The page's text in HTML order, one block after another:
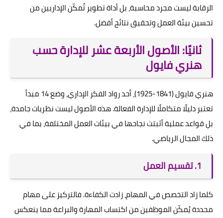
الرقابة ليست مجرد محاسبة، بل أداة تطوير تُمكّن الإداريين من
تحسين بيئة العمل وتحقيق نتائج أفضل.
ثانيًا: الأصول الأربعة عشر للإدارة حسب
هنري فايول
هنري فايول (1841-1925)، أحد رواد الفكر الإداري، وضع 14 مبدأ
تعتبر دليلًا متكاملًا للإدارة الفعالة. هذه الأصول ليست نظريات جامدة،
بل قواعد عملية أثبتت نجاحها في بيئات العمل المختلفة، بما في
ذلك المجال الرياضي.
1. تقسيم العمل
كلما زاد التخصص في المهام، زادت الكفاءة. فالتركيز على مهام
محددة يُمكّن الموظفين من اكتساب المهارة والبراعة مما ينعكس